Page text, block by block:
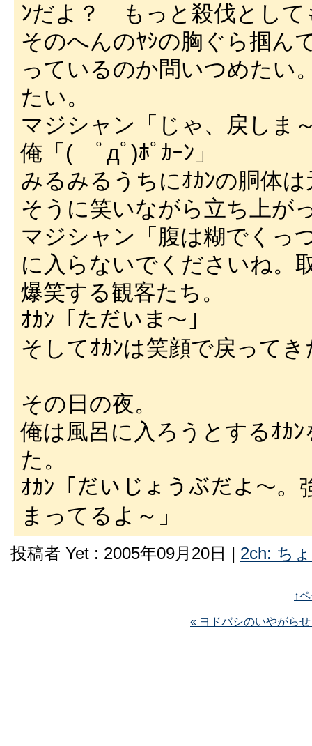
ﾝだよ？ もっと殺伐として
そのへんのﾔｼの胸ぐら掴ん
っているのか問いつめたい
たい。
マジシャン「じゃ、戻しま
俺「( ﾟдﾟ)ﾎﾟｶｰﾝ」
みるみるうちにｵｶﾝの胴体
そうに笑いながら立ち上が
マジシャン「腹は糊でくっ
に入らないでくださいね。
爆笑する観客たち。
ｵｶﾝ「ただいま～」
そしてｵｶﾝは笑顔で戻ってき
その日の夜。
俺は風呂に入ろうとするｵｶ
た。
ｵｶﾝ「だいじょうぶだよ～
まってるよ～」
投稿者 Yet : 2005年09月20日 | 2ch: ち
↑
« ヨドバシのいやがら